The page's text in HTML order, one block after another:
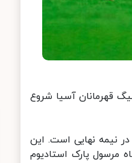
قهرمانان آسیا شروع
نیمه نهایی است. این
مرسول پارک استادیوم